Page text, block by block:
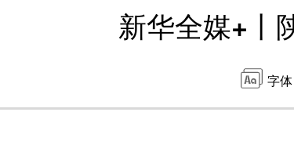
新华全媒+丨
字体